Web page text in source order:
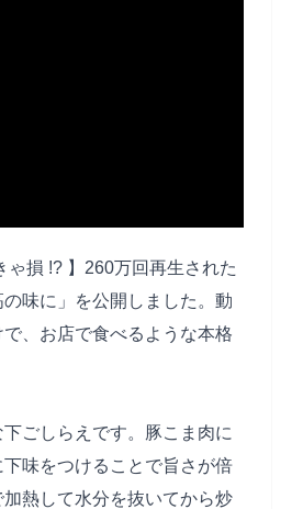
損 !? 】260万回再生された
味に」を公開しました。動
、お店で食べるような本格
ごしらえです。豚こま肉に
味をつけることで旨さが倍
熱して水分を抜いてから炒